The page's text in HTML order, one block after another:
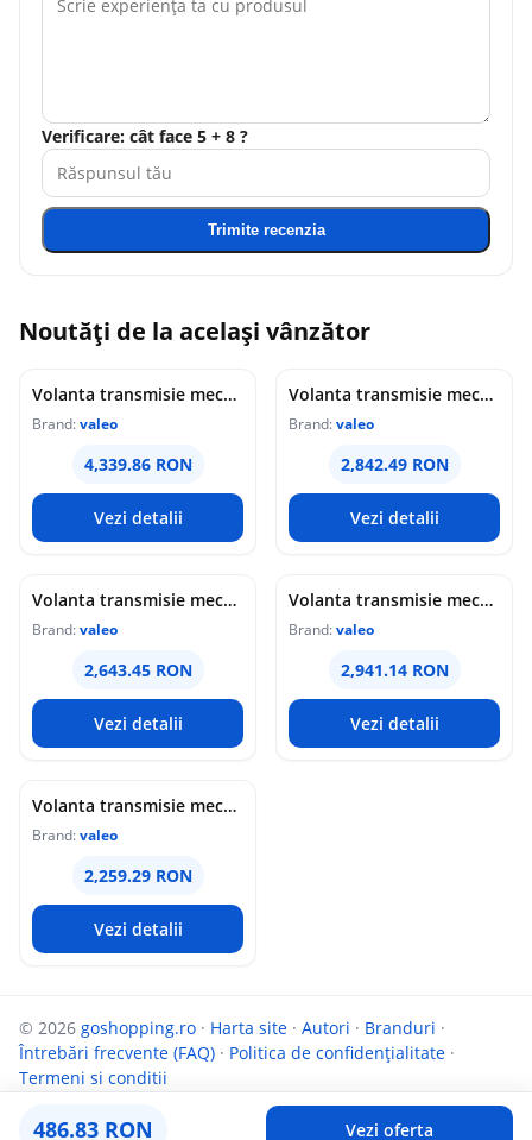
486.83 RON Vezi oferta
Verificare: cât face 5 + 8 ?
Trimite recenzia
Noutăți de la același vânzător
Volanta transmisie mecanica (294mm) potrivit BMW 1 (F20), 1 (F21), 2 (F22, F87), 2 (F23), 2 (F45), 3 (F30, F80), 3 (F31), 3 GRAN TURISMO (F34), 4 (F32, F82) 1.6 2.0 10.10-10.21
Brand:valeo
4,339.86 RON
Vezi detalii
Volanta transmisie mecanica (293,8mm) potrivit BMW 1 (E81), 1 (E82), 1 (E87), 1 (E88), 3 (E90), 3 (E91), 3 (E92), 3 (E93), 3 (F30, F80), 5 (E60), 5 (E61) 2.5 3.0 09.04-07.15
Brand:valeo
2,842.49 RON
Vezi detalii
Volanta transmisie mecanica (288mm) potrivit SEAT ALHAMBRA; VW SHARAN 1.8 2.0 2.0LPG 09.95-03.10
Brand:valeo
2,643.45 RON
Vezi detalii
Volanta transmisie mecanica (288,65mm) potrivit BMW 3 (E46), 5 (E60), 5 (E61), X3 (E83), X5 (E53), Z4 (E85) 2.2 2.5 3.0 04.00-12.10
Brand:valeo
2,941.14 RON
Vezi detalii
Volanta transmisie mecanica (283mm) potrivit HYUNDAI I40 I, I40 I CW, IX35; KIA OPTIMA, SPORTAGE III 2.0 08.09-
Brand:valeo
2,259.29 RON
Vezi detalii
© 2026 goshopping.ro · Harta site · Autori · Branduri ·
Întrebări frecvente (FAQ) · Politica de confidențialitate ·
Termeni si conditii
Parteneri: InfoCompanii.ro Targuldecarti.ro